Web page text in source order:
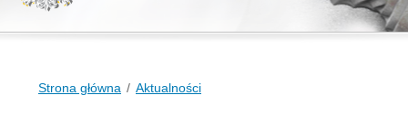
Strona główna Aktualności